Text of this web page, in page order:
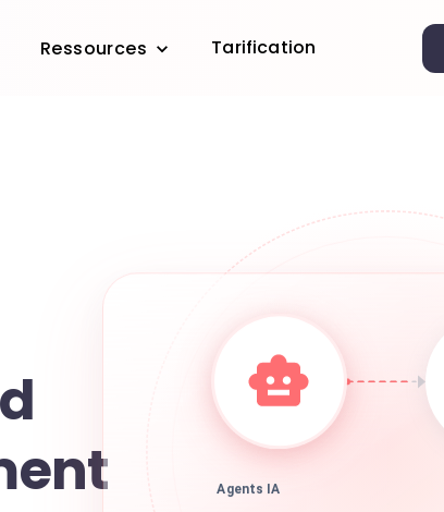
Ressources Tarification
Agents IA